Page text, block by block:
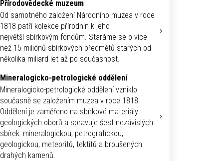
Přírodovědecké muzeum
Od samotného založení Národního muzea v roce
1818 patří kolekce přírodnin k jeho
největší sbírkovým fondům. Staráme se o více
než 15 miliónů sbírkových předmětů starých od
několika miliard let až po současnost.
Mineralogicko-petrologické oddělení
Mineralogicko-petrologické oddělení vzniklo
současně se založením muzea v roce 1818.
Oddělení je zaměřeno na sbírkové materiály
geologických oborů a spravuje šest nezávislých
sbírek: mineralogickou, petrografickou,
geologickou, meteoritů, tektitů a broušených
drahých kamenů.